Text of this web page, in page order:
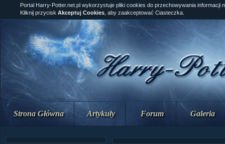
Strona Główna Artykuły Forum Galeria
Portal Harry-Potter.net.pl wykorzystuje pliki cookies do przechowywania informacji
Kliknij przycisk Akceptuj Cookies , aby zaakceptować Ciasteczka.